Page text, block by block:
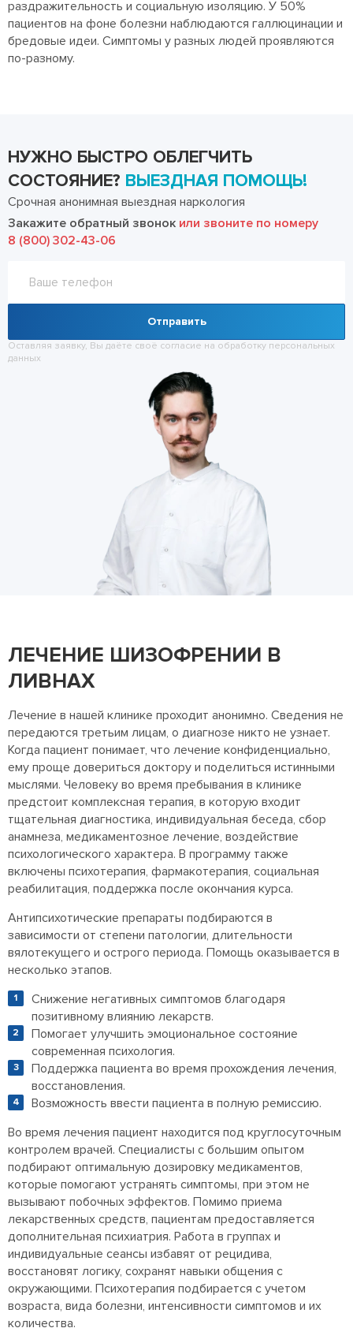
раздражительность и социальную изоляцию. У 50%
пациентов на фоне болезни наблюдаются галлюцинации и
бредовые идеи. Симптомы у разных людей проявляются
по-разному.
НУЖНО БЫСТРО ОБЛЕГЧИТЬ
СОСТОЯНИЕ? ВЫЕЗДНАЯ ПОМОЩЬ!
Срочная анонимная выездная наркология
Закажите обратный звонок или звоните по номеру
8 (800) 302-43-06
Отправить
Оставляя заявку, Вы даёте своё согласие на обработку персональных
данных
ЛЕЧЕНИЕ ШИЗОФРЕНИИ В
ЛИВНАХ
Лечение в нашей клинике проходит анонимно. Сведения не
передаются третьим лицам, о диагнозе никто не узнает.
Когда пациент понимает, что лечение конфиденциально,
ему проще довериться доктору и поделиться истинными
мыслями. Человеку во время пребывания в клинике
предстоит комплексная терапия, в которую входит
тщательная диагностика, индивидуальная беседа, сбор
анамнеза, медикаментозное лечение, воздействие
психологического характера. В программу также
включены психотерапия, фармакотерапия, социальная
реабилитация, поддержка после окончания курса.
Антипсихотические препараты подбираются в
зависимости от степени патологии, длительности
вялотекущего и острого периода. Помощь оказывается в
несколько этапов.
Снижение негативных симптомов благодаря
позитивному влиянию лекарств.
Помогает улучшить эмоциональное состояние
современная психология.
Поддержка пациента во время прохождения лечения,
восстановления.
Возможность ввести пациента в полную ремиссию.
Во время лечения пациент находится под круглосуточным
контролем врачей. Специалисты с большим опытом
подбирают оптимальную дозировку медикаментов,
которые помогают устранять симптомы, при этом не
вызывают побочных эффектов. Помимо приема
лекарственных средств, пациентам предоставляется
дополнительная психиатрия. Работа в группах и
индивидуальные сеансы избавят от рецидива,
восстановят логику, сохранят навыки общения с
окружающими. Психотерапия подбирается с учетом
возраста, вида болезни, интенсивности симптомов и их
количества.